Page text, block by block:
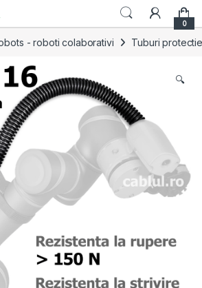
0
- roboti colaborativi Tuburi
🔍